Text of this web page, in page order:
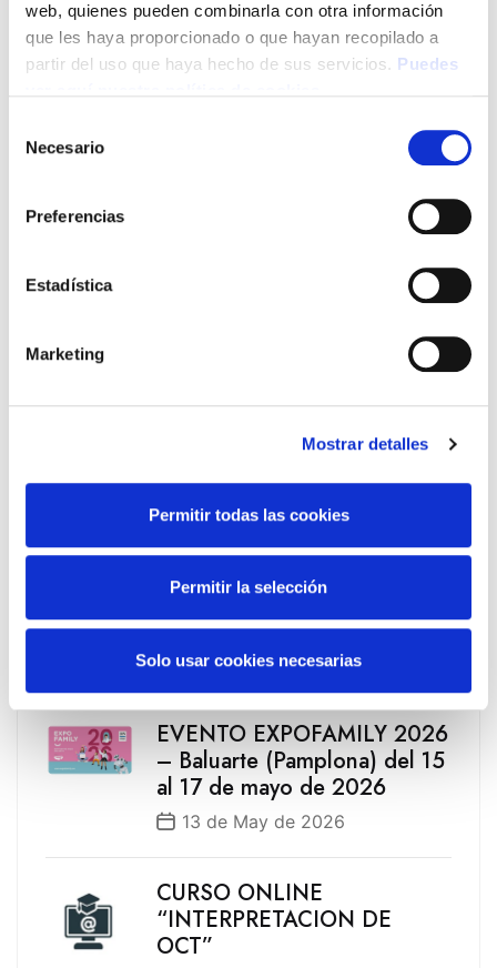
web, quienes pueden combinarla con otra información
que les haya proporcionado o que hayan recopilado a
partir del uso que haya hecho de sus servicios. Puedes
Necesario
Preferencias
Estadística
Marketing
Mostrar detalles
Permitir todas las cookies
Permitir la selección
Solo usar cookies necesarias
Campañas
Colegio
Comunicados
Formación
Noticias
Latest Post
Presentación Campaña
Fotoprotección Álava 2026
12 de June de 2026
EVENTO EXPOFAMILY 2026
– Baluarte (Pamplona) del 15
al 17 de mayo de 2026
13 de May de 2026
CURSO ONLINE
“INTERPRETACION DE
OCT”